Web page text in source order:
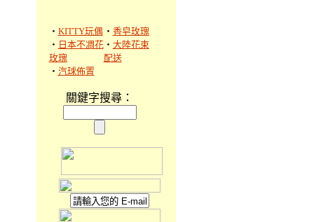
‧ KITTY玩偶 ‧ 香皂玫瑰
‧ 日本不凋花
玫瑰
‧ 大陸花束
配送
‧ 汽球佈置
關鍵字搜尋：